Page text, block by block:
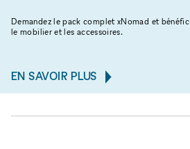
Demandez le pack complet xNomad et
le mobilier et les accessoires.
EN SAVOIR PLUS